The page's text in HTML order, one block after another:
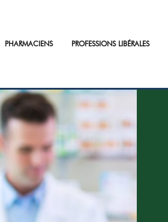
PHARMACIENS PROFESSIONS LIBÉRALES